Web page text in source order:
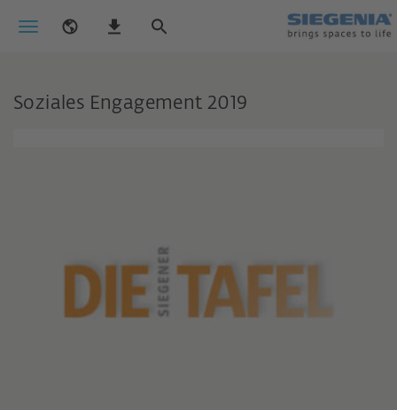
Soziales Engagement 2019